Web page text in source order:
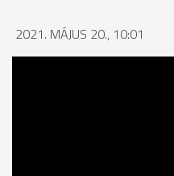
2021. MÁJUS 20., 10:01